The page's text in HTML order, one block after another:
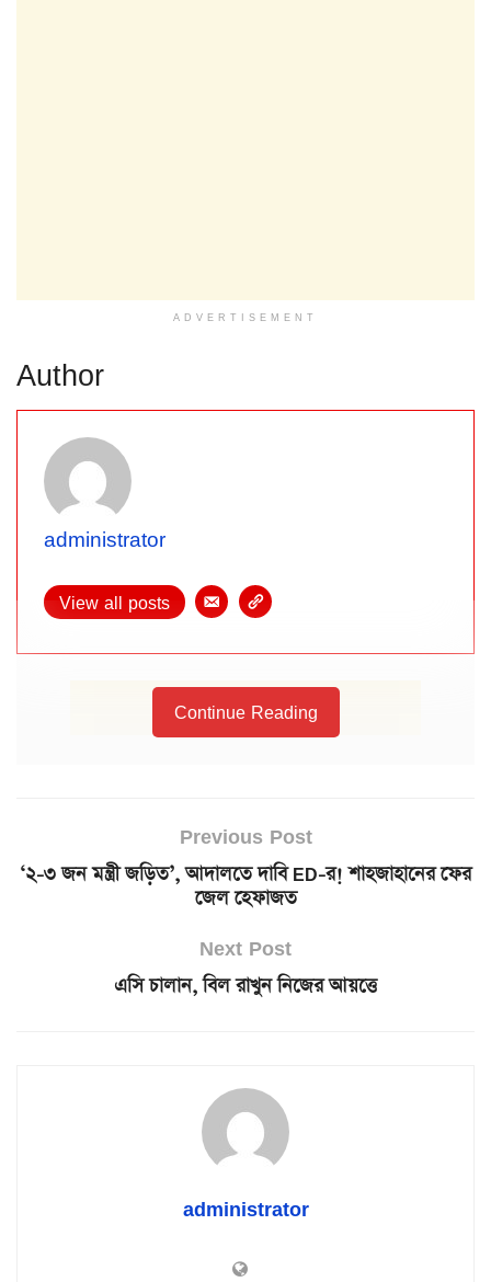
ADVERTISEMENT
Author
administrator
View all posts
Continue Reading
Previous Post
‘২-৩ জন মন্ত্রী জড়িত’, আদালতে দাবি ED-র! শাহজাহানের ফের
জেল হেফাজত
Next Post
এসি চালান, বিল রাখুন নিজের আয়ত্তে
administrator